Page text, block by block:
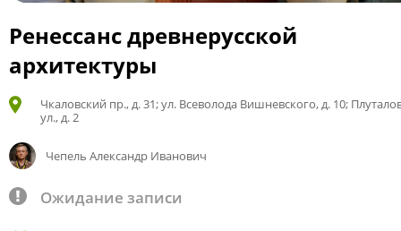
Ренессанс древнерусской
архитектуры
Чкаловский пр., д. 31; ул. Всеволода Вишневского, д. 10;
ул., д. 2
Чепель Александр Иванович
Ожидание записи